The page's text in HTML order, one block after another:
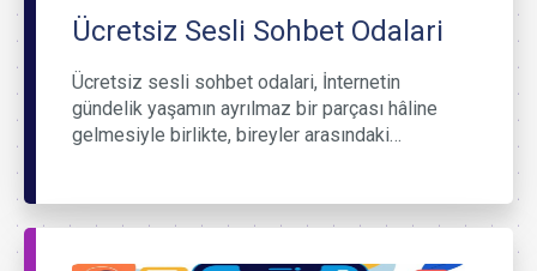
Ücretsiz Sesli Sohbet Odalari
Ücretsiz sesli sohbet odalari, İnternetin
gündelik yaşamın ayrılmaz bir parçası hâline
gelmesiyle birlikte, bireyler arasındaki…